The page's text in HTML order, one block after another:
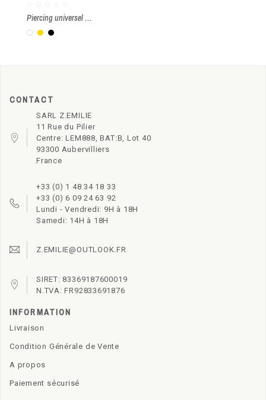
Piercing universel à charnière torsadé 1.2x10mm par paquet de 3 pièces
Blanc
OrNoir
CONTACT
SARL Z.EMILIE
11 Rue du Pilier
Centre: LEM888, BAT:B, Lot 40
93300 Aubervilliers
France
+33 (0) 1 48 34 18 33
+33 (0) 6 09 24 63 92
Lundi - Vendredi: 9H à 18H
Samedi: 14H à 18H
Z.EMILIE@OUTLOOK.FR
SIRET: 83369187600019
N.TVA: FR92833691876
INFORMATION
Livraison
Condition Générale de Vente
A propos
Paiement sécurisé